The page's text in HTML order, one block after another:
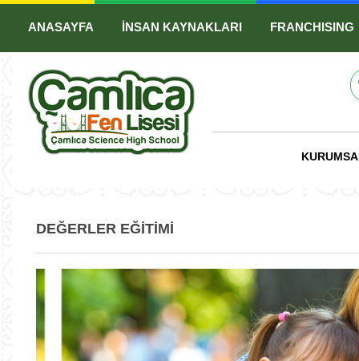
ANASAYFA İNSAN KAYNAKLARI FRANCHISING
DEĞERLER EĞITIMI